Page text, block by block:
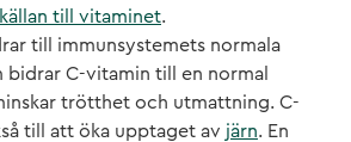
till vitaminet.
till immunsystemets normala
bidrar C-vitamin till en normal
trötthet och utmattning. C-
till att öka upptaget av järn. En